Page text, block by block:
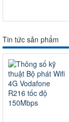
Tin tức sản phẩm